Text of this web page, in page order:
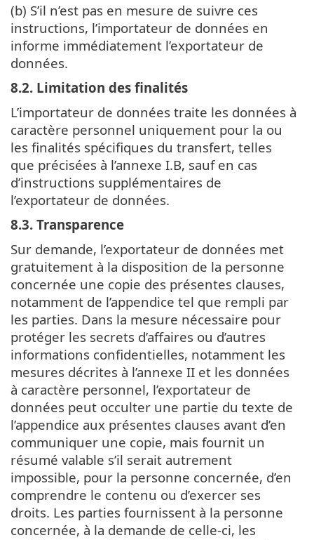
(b) S’il n’est pas en mesure de suivre ces
instructions, l’importateur de données en
informe immédiatement l’exportateur de
données.
8.2. Limitation des finalités
L’importateur de données traite les données à
caractère personnel uniquement pour la ou
les finalités spécifiques du transfert, telles
que précisées à l’annexe I.B, sauf en cas
d’instructions supplémentaires de
l’exportateur de données.
8.3. Transparence
Sur demande, l’exportateur de données met
gratuitement à la disposition de la personne
concernée une copie des présentes clauses,
notamment de l’appendice tel que rempli par
les parties. Dans la mesure nécessaire pour
protéger les secrets d’affaires ou d’autres
informations confidentielles, notamment les
mesures décrites à l’annexe II et les données
à caractère personnel, l’exportateur de
données peut occulter une partie du texte de
l’appendice aux présentes clauses avant d’en
communiquer une copie, mais fournit un
résumé valable s’il serait autrement
impossible, pour la personne concernée, d’en
comprendre le contenu ou d’exercer ses
droits. Les parties fournissent à la personne
concernée, à la demande de celle-ci, les